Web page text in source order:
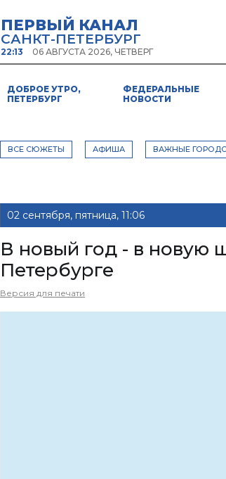
ПЕРВЫЙ КАНАЛ
САНКТ-ПЕТЕРБУРГ
22:13 06 АВГУСТА 2026, ЧЕТВЕРГ
ДОБРОЕ УТРО,
ПЕТЕРБУРГ
ФЕДЕРАЛЬНЫЕ
НОВОСТИ
ВСЕ СЮЖЕТЫ АФИША ВАЖНЫЕ
02 сентября, пятница, 11:06
В новый год - в новую
Петербурге
Версия для печати